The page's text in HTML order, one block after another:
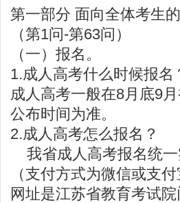
第一部分 面向全体考生
（第1问-第63问）
（一）报名。
1.成人高考什么时候报
成人高考一般在8月底9
公布时间为准。
2.成人高考怎么报名？
我省成人高考报名统一
（支付方式为微信或支
网址是江苏省教育考试院